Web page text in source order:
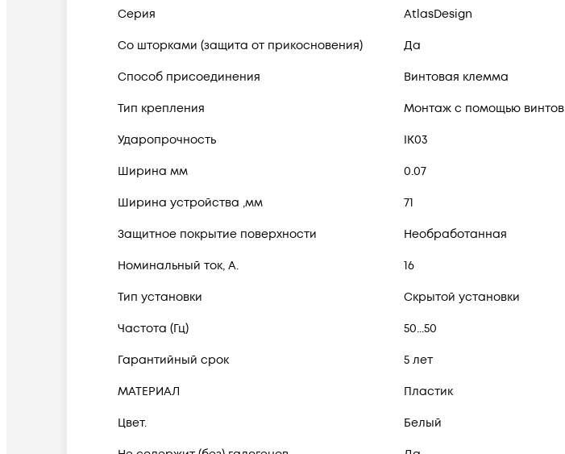
Серия AtlasDesign
Со шторками (защита от прикосновения) Да
Способ присоединения Винтовая клемма
Тип крепления Монтаж с помощью винтов
Ударопрочность IK03
Ширина мм 0.07
Ширина устройства ,мм 71
Защитное покрытие поверхности Необработанная
Номинальный ток, А. 16
Тип установки Скрытой установки
Частота (Гц) 50...50
Гарантийный срок 5 лет
МАТЕРИАЛ Пластик
Цвет. Белый